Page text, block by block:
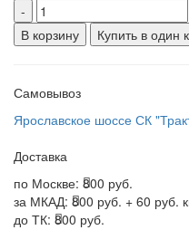
-
В корзину
Купить в один
Самовывоз
Ярославское шоссе СК
Доставка
по Москве: 800 руб.
за МКАД: 800 руб. + 60 руб.
до ТК: 800 руб.